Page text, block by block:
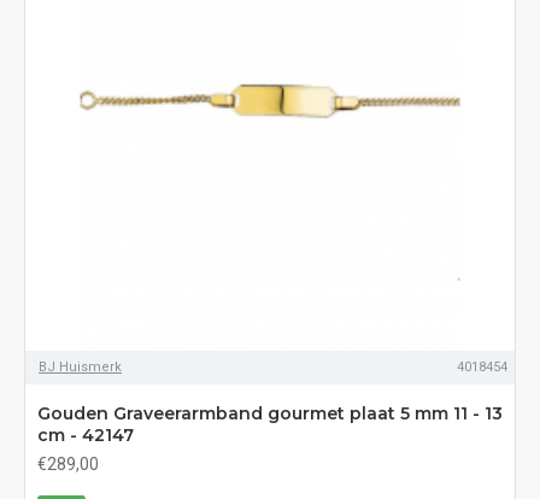
BJ Huismerk 4018454
Gouden Graveerarmband gourmet plaat 5 mm 11 - 13
cm - 42147
€289,00